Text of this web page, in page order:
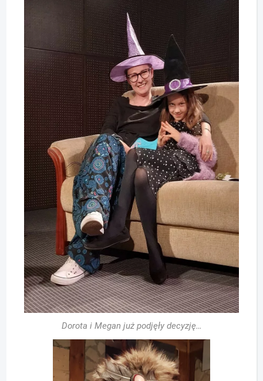
Dorota i Megan już podjęły decyzję…